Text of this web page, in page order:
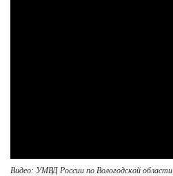
Видео: УМВД России по Вологодской области